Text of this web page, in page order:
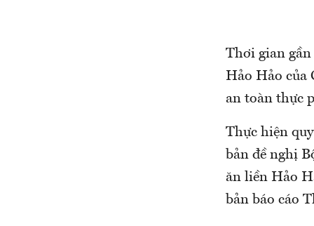
Thơi gian
Hảo Hảo của
an toàn thực
Thực hiện
bản đề nghị
ăn liền Hảo
bản báo cáo